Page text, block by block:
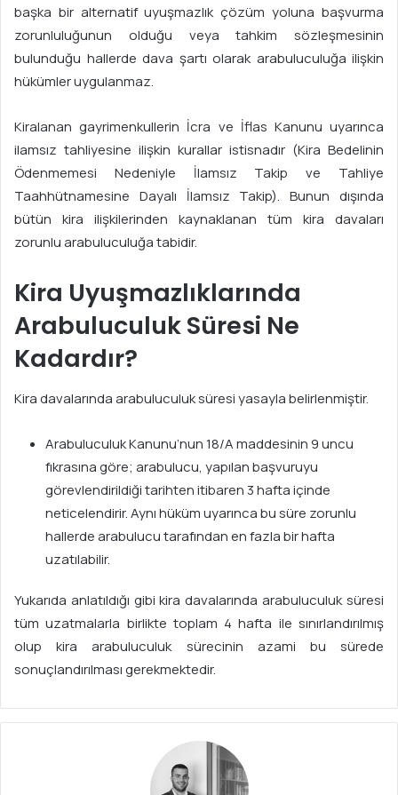
başka bir alternatif uyuşmazlık çözüm yoluna başvurma
zorunluluğunun olduğu veya tahkim sözleşmesinin
bulunduğu hallerde dava şartı olarak arabuluculuğa ilişkin
hükümler uygulanmaz.
Kiralanan gayrimenkullerin İcra ve İflas Kanunu uyarınca
ilamsız tahliyesine ilişkin kurallar istisnadır (Kira Bedelinin
Ödenmemesi Nedeniyle İlamsız Takip ve Tahliye
Taahhütnamesine Dayalı İlamsız Takip). Bunun dışında
bütün kira ilişkilerinden kaynaklanan tüm kira davaları
zorunlu arabuluculuğa tabidir.
Kira Uyuşmazlıklarında
Arabuluculuk Süresi Ne
Kadardır?
Kira davalarında arabuluculuk süresi yasayla belirlenmiştir.
Arabuluculuk Kanunu’nun 18/A maddesinin 9 uncu
fıkrasına göre; arabulucu, yapılan başvuruyu
görevlendirildiği tarihten itibaren 3 hafta içinde
neticelendirir. Aynı hüküm uyarınca bu süre zorunlu
hallerde arabulucu tarafından en fazla bir hafta
uzatılabilir.
Yukarıda anlatıldığı gibi kira davalarında arabuluculuk süresi
tüm uzatmalarla birlikte toplam 4 hafta ile sınırlandırılmış
olup kira arabuluculuk sürecinin azami bu sürede
sonuçlandırılması gerekmektedir.